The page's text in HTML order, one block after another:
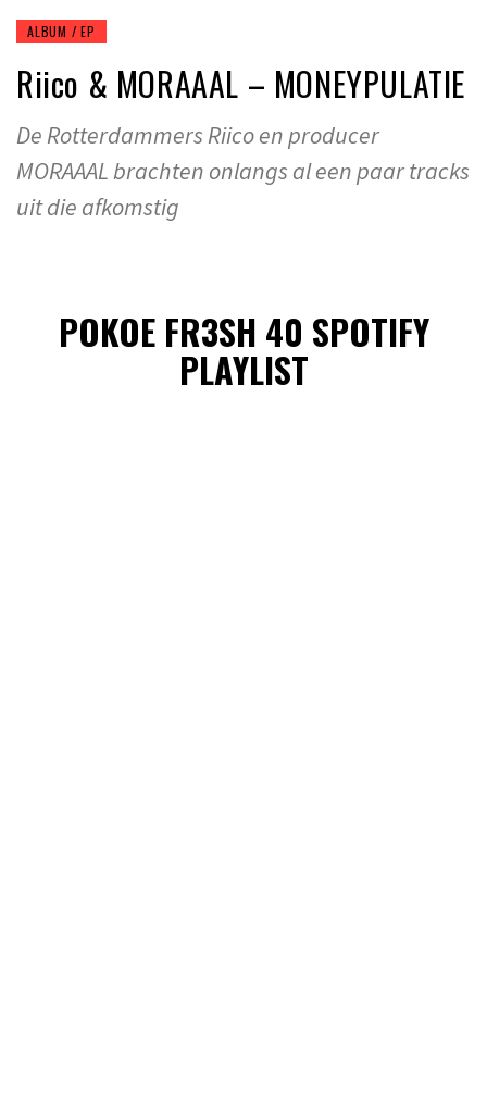
ALBUM / EP
Riico & MORAAAL – MONEYPULATIE
De Rotterdammers Riico en producer
MORAAAL brachten onlangs al een paar tracks
uit die afkomstig
POKOE FR3SH 40 SPOTIFY
PLAYLIST